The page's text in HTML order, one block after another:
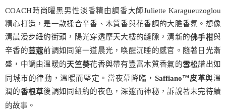
COACH時尚曜黑男性淡香精由調香大師 Juliette Karagueuzoglou
精心打造，是一款揉合辛香、木質香與花香調的大膽香氛。想像
清晨漫步紐約街頭，陽光穿透摩天大樓的縫隙，清新的佛手柑與
辛香的荳蔻前調如同第一道晨光，喚醒沉睡的感官。隨著日光漸
盛，中調由溫暖的天竺葵花香與帶有豐富木質香氣的雪松譜出如
同城市的律動，溫暖而堅定。當夜幕降臨， Saffiano™皮革與溫
潤的香根草後調如同紐約的夜色，深邃而神秘，訴說著未完待續
的故事。